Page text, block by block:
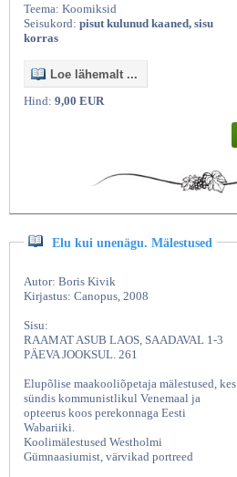
Teema: Koomiksid
Seisukord: pisut kulunud kaaned, sisu
korras
Loe lähemalt ...
Hind: 9,00 EUR
Elu kui unenägu. Mälestused
Autor: Boris Kivik
Kirjastus: Canopus, 2008
Sisu:
RAAMAT ASUB LAOS, SAADAVAL 1-3
PÄEVA JOOKSUL. 261
Elupõlise maakooliõpetaja mälestused, kes
sündis kommunistlikul Venemaal ja
opteerus koos perekonnaga Eesti
Wabariiki.
Koolimälestused Westholmi
Gümnaasiumist, värvikad portreed